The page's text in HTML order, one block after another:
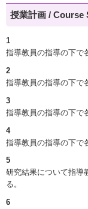
授業計画 / Course
1
指導教員の指導の下で
2
指導教員の指導の下で
3
指導教員の指導の下で
4
指導教員の指導の下で
5
研究結果について指導
る。
6